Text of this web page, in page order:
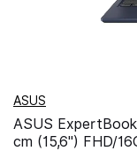
ASUS
ASUS
cm (15,6") FHD/